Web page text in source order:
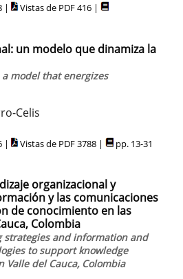
| Vistas de PDF 416 |
un modelo que dinamiza la
model that energizes
Celis
| Vistas de PDF 3788 | pp. 13-31
organizacional y
y las comunicaciones
de conocimiento en las
Colombia
strategies and information and
to support knowledge
Valle del Cauca, Colombia